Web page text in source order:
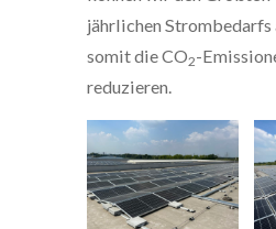
jährlichen Strombedarfs
somit die CO2-
reduzieren.